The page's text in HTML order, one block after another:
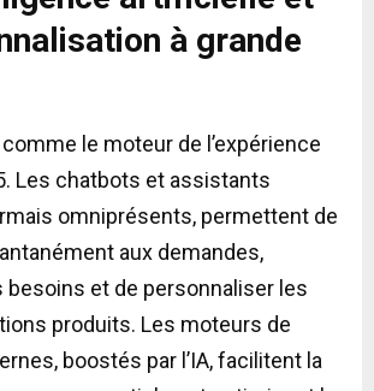
à grande
comme le moteur de l’expérience
Les chatbots et assistants
omniprésents, permettent de
aux demandes,
besoins et de personnaliser les
produits. Les moteurs de
boostés par l’IA, facilitent la